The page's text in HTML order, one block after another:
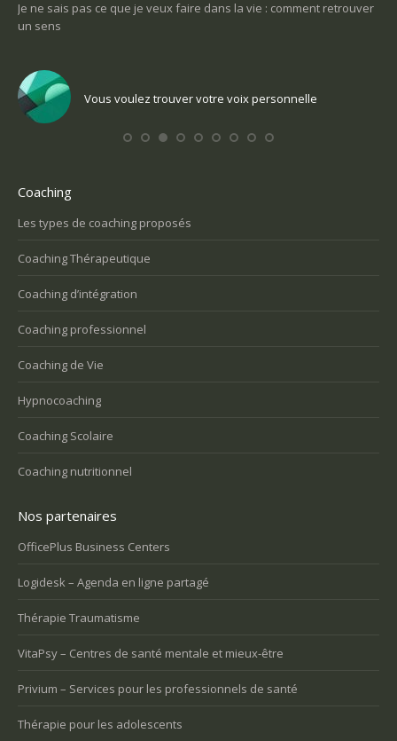
ce que je veux faire dans la vie : comment retrouver
Vous voulez trouver votre voix personnelle
Une tuile m’est
Coaching
Les types de coaching proposés
Coaching Thérapeutique
Coaching d’intégration
Coaching professionnel
Coaching de Vie
Hypnocoaching
Coaching Scolaire
Coaching nutritionnel
Nos partenaires
OfficePlus Business Centers
Logidesk – Agenda en ligne partagé
Thérapie Traumatisme
VitaPsy – Centres de santé mentale et mieux-être
Privium – Services pour les professionnels de santé
Thérapie pour les adolescents